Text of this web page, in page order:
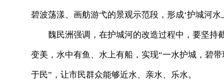
碧波荡漾、画舫游弋的景观示范段，形成‘护城河
魏民洲强调，在护城河的改造过程中，要坚持
变美，水中有鱼、水上有船，实现“一水护城，碧
于民”，让市民群众能够近水、亲水、乐水。